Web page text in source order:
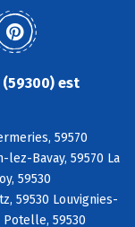
est
59570
lez-Bavay, 59570 La
59530
59530 Louvignies-
Potelle, 59530